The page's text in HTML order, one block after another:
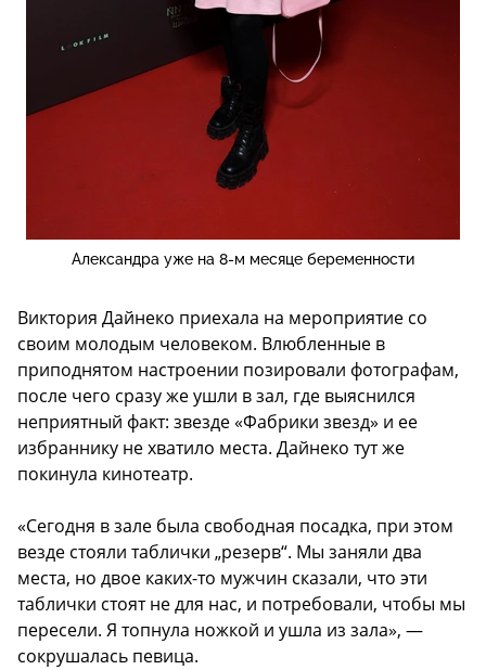
Александра уже на 8-м месяце беременности
Виктория Дайнеко приехала на мероприятие со
своим молодым человеком. Влюбленные в
приподнятом настроении позировали фотографам,
после чего сразу же ушли в зал, где выяснился
неприятный факт: звезде «Фабрики звезд» и ее
избраннику не хватило места. Дайнеко тут же
покинула кинотеатр.
«Сегодня в зале была свободная посадка, при этом
везде стояли таблички „резерв“. Мы заняли два
места, но двое каких-то мужчин сказали, что эти
таблички стоят не для нас, и потребовали, чтобы мы
пересели. Я топнула ножкой и ушла из зала», —
сокрушалась певица.